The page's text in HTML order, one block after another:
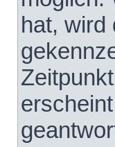
hat, wird